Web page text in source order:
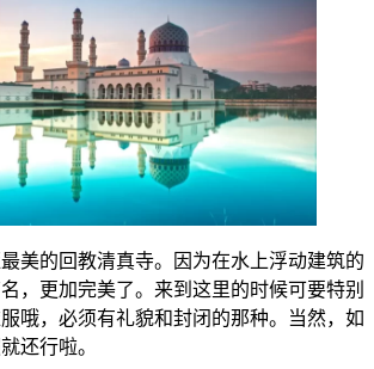
美的回教清真寺。因为在水上浮动建筑的
，更加完美了。来到这里的时候可要特别
哦，必须有礼貌和封闭的那种。当然，如
还行啦。